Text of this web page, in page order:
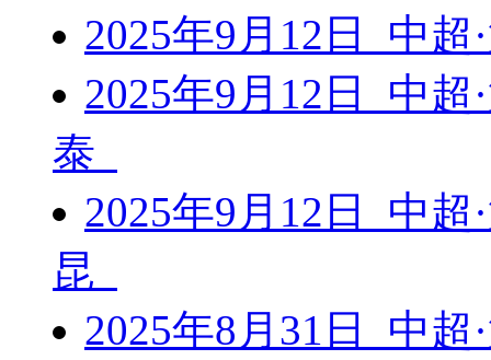
2025年9月12日 中
2025年9月12日 中
泰
2025年9月12日 中
昆
2025年8月31日 中